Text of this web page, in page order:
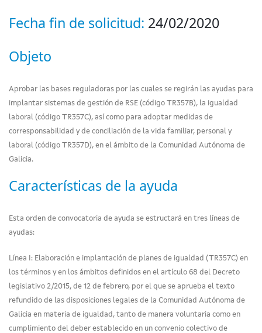
Fecha fin de solicitud: 24/02/2020
Objeto
Aprobar las bases reguladoras por las cuales se regirán las ayudas para
implantar sistemas de gestión de RSE (código TR357B), la igualdad
laboral (código TR357C), así como para adoptar medidas de
corresponsabilidad y de conciliación de la vida familiar, personal y
laboral (código TR357D), en el ámbito de la Comunidad Autónoma de
Galicia.
Características de la ayuda
Esta orden de convocatoria de ayuda se estructará en tres líneas de
ayudas:
Línea I: Elaboración e implantación de planes de igualdad (TR357C) en
los términos y en los ámbitos definidos en el artículo 68 del Decreto
legislativo 2/2015, de 12 de febrero, por el que se aprueba el texto
refundido de las disposiciones legales de la Comunidad Autónoma de
Galicia en materia de igualdad, tanto de manera voluntaria como en
cumplimiento del deber establecido en un convenio colectivo de